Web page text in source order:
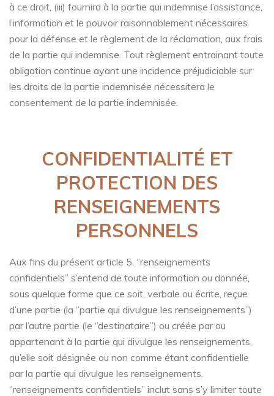
à ce droit, (iii) fournira à la partie qui indemnise l’assistance,
l’information et le pouvoir raisonnablement nécessaires
pour la défense et le règlement de la réclamation, aux frais
de la partie qui indemnise. Tout règlement entrainant toute
obligation continue ayant une incidence préjudiciable sur
les droits de la partie indemnisée nécessitera le
consentement de la partie indemnisée.
CONFIDENTIALITÉ ET
PROTECTION DES
RENSEIGNEMENTS
PERSONNELS
Aux fins du présent article 5, ‘’renseignements
confidentiels’’ s’entend de toute information ou donnée,
sous quelque forme que ce soit, verbale ou écrite, reçue
d’une partie (la ‘’partie qui divulgue les renseignements’’)
par l’autre partie (le ‘’destinataire’’) ou créée par ou
appartenant à la partie qui divulgue les renseignements,
qu’elle soit désignée ou non comme étant confidentielle
par la partie qui divulgue les renseignements.
‘’renseignements confidentiels’’ inclut sans s’y limiter toute